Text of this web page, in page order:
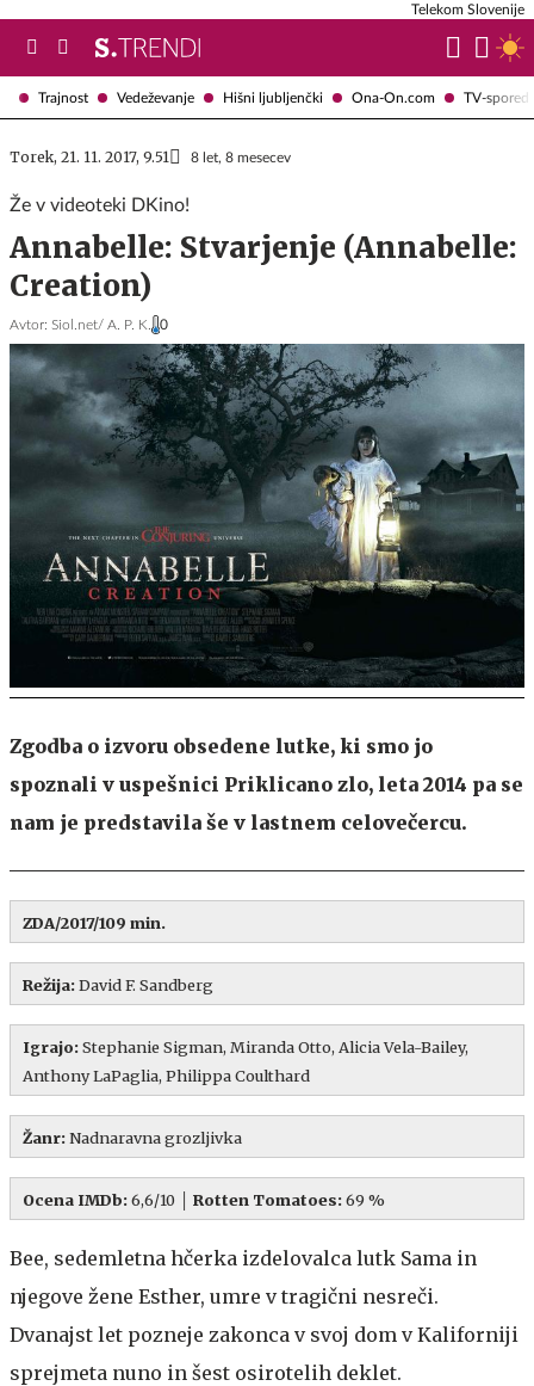
Trajnost Vedeževanje Hišni ljubljenčki Ona-On.com TV-spored
Telekom Slovenije
Torek, 21. 11. 2017, 9.51 8 let, 8 mesecev
Že v videoteki DKino!
Annabelle: Stvarjenje (Annabelle:
Creation)
Avtor: Siol.net/ A. P. K. 0
Zgodba o izvoru obsedene lutke, ki smo jo
spoznali v uspešnici Priklicano zlo, leta 2014 pa se
nam je predstavila še v lastnem celovečercu.
ZDA/2017/109 min.
Režija:David F. Sandberg
Igrajo:Stephanie Sigman, Miranda Otto, Alicia Vela-Bailey,
Anthony LaPaglia, Philippa Coulthard
Žanr:Nadnaravna grozljivka
Ocena IMDb:6,6/10 │ Rotten Tomatoes:69 %
Bee, sedemletna hčerka izdelovalca lutk Sama in
njegove žene Esther, umre v tragični nesreči.
Dvanajst let pozneje zakonca v svoj dom v Kaliforniji
sprejmeta nuno in šest osirotelih deklet.